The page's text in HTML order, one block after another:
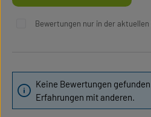
Bewertungen nur in der aktuellen
Keine Bewertungen
Erfahrungen mit anderen.